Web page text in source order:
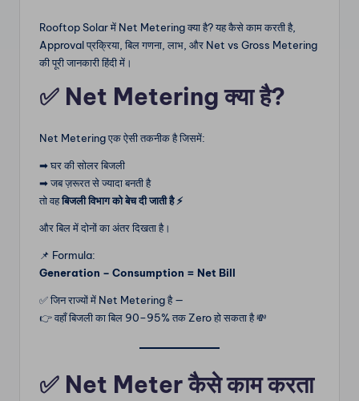
m
Rooftop Solar में Net Metering क्या है? यह कैसे काम करती है,
Approval प्रक्रिया, बिल गणना, लाभ, और Net vs Gross Metering
की पूरी जानकारी हिंदी में।
✅ Net Metering क्या है?
Net Metering एक ऐसी तकनीक है जिसमें:
➡ घर की सोलर बिजली
➡ जब ज़रूरत से ज्यादा बनती है
तो वहबिजली विभाग को बेच दी जाती है ⚡
और बिल में दोनों का अंतर दिखता है।
📌 Formula:
Generation – Consumption = Net Bill
✅ जिन राज्यों में Net Metering है —
👉 वहाँ बिजली का बिल 90–95% तक Zero हो सकता है 💸
✅ Net Meter कैसे काम करता